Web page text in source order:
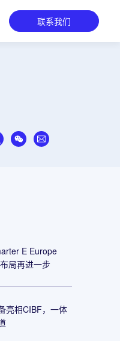
联系我们
E Europe
局再进一步
亮相CIBF，一体